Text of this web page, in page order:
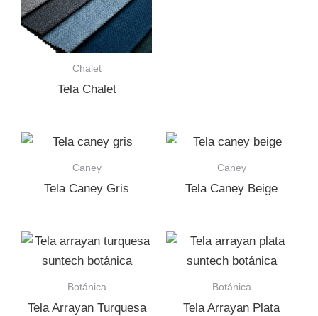
Chalet
Tela Chalet
Caney
Tela Caney Gris
Caney
Tela Caney Beige
Botánica
Tela Arrayan Turquesa
Botánica
Tela Arrayan Plata